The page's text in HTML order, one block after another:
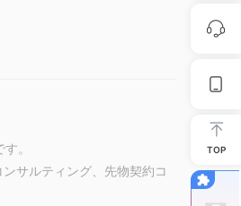
。
サルティング、先物契約コ
TOP